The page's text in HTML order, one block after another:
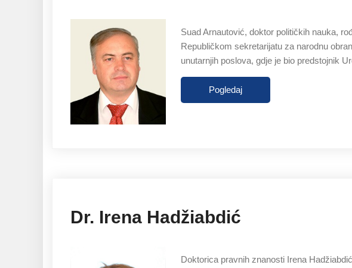
Suad Arnautović, doktor političkih nauka,
Republičkom sekretarijatu za narodnu
unutarnjih poslova, gdje je bio predstojnik
Pogledaj
Dr. Irena Hadžiabdić
Doktorica pravnih znanosti Irena